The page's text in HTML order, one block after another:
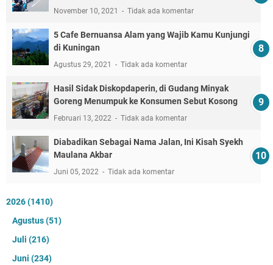
November 10, 2021 Tidak ada komentar
5 Cafe Bernuansa Alam yang Wajib Kamu Kunjungi
di Kuningan
Agustus 29, 2021 Tidak ada komentar
Hasil Sidak Diskopdaperin, di Gudang Minyak
Goreng Menumpuk ke Konsumen Sebut Kosong
Februari 13, 2022 Tidak ada komentar
Diabadikan Sebagai Nama Jalan, Ini Kisah Syekh
Maulana Akbar
Juni 05, 2022 Tidak ada komentar
2026(1410)
Agustus(51)
Juli (216)
Juni (234)